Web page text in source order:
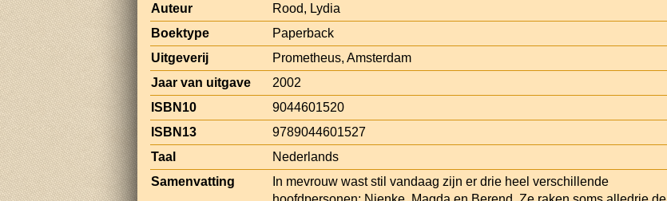
Auteur
Rood, Lydia
Boektype
Paperback
Uitgeverij
Prometheus, Amsterdam
Jaar van uitgave
2002
ISBN10
9044601520
ISBN13
9789044601527
Taal
Nederlands
Samenvatting
In mevrouw wast stil vandaag zijn er drie heel verschillende